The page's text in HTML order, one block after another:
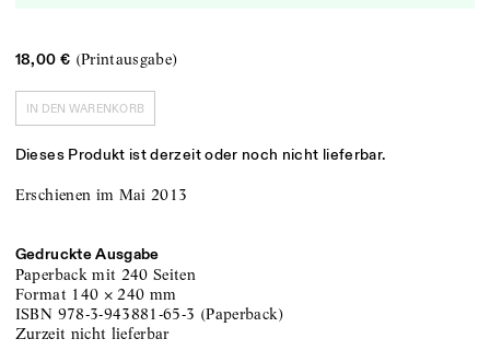
18,00 € (Printausgabe)
IN DEN WARENKORB
Dieses Produkt ist derzeit oder noch nicht lieferbar.
Erschienen im Mai 2013
Gedruckte Ausgabe
Paperback mit 240 Seiten
Format 140 ×240 mm
ISBN 978-3-943881-65-3 (Paperback)
zurzeit nicht lieferbar